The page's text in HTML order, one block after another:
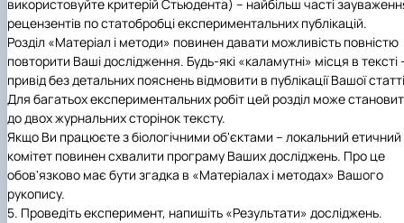
використовуйте критерій Стьюдента) – найбільш часті
рецензентів по статобробці експериментальних публікацій.
Розділ «Матеріал і методи» повинен давати можливість повністю
повторити Ваші дослідження. Будь-які «каламутні» місця в тексті
привід без детальних пояснень відмовити в публікації Вашої
Для багатьох експериментальних робіт цей розділ може
до двох журнальних сторінок тексту.
Якщо Ви працюєте з біологічними об'єктами – локальний етичний
комітет повинен схвалити програму Ваших досліджень. Про це
обов'язково має бути згадка в «Матеріалах і методах» Вашого
рукопису.
5. Проведіть експеримент, напишіть «Результати» досліджень.